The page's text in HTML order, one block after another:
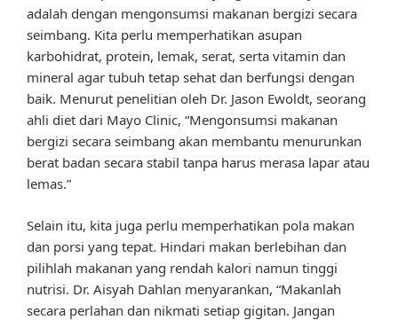
adalah dengan mengonsumsi makanan bergizi secara
seimbang. Kita perlu memperhatikan asupan
karbohidrat, protein, lemak, serat, serta vitamin dan
mineral agar tubuh tetap sehat dan berfungsi dengan
baik. Menurut penelitian oleh Dr. Jason Ewoldt, seorang
ahli diet dari Mayo Clinic, “Mengonsumsi makanan
bergizi secara seimbang akan membantu menurunkan
berat badan secara stabil tanpa harus merasa lapar atau
lemas.”
Selain itu, kita juga perlu memperhatikan pola makan
dan porsi yang tepat. Hindari makan berlebihan dan
pilihlah makanan yang rendah kalori namun tinggi
nutrisi. Dr. Aisyah Dahlan menyarankan, “Makanlah
secara perlahan dan nikmati setiap gigitan. Jangan